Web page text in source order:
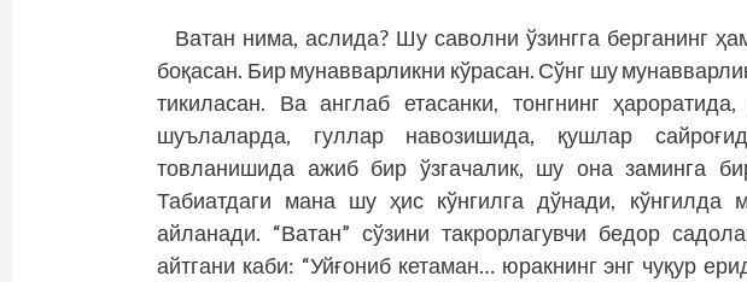
Ватан нима, аслида? Шу саволни ўзингга берганинг
боқасан. Бир мунавварликни кўрасан. Сўнг шу
тикиласан. Ва англаб етасанки, тонгнинг
шуълаларда, гуллар навозишида, қушлар
товланишида ажиб бир ўзгачалик, шу она заминга
Табиатдаги мана шу ҳис кўнгилга дўнади, кўнгилда
айланади. “Ватан” сўзини такрорлагувчи бедор
айтгани каби: “Уйғониб кетаман… юракнинг энг чуқур